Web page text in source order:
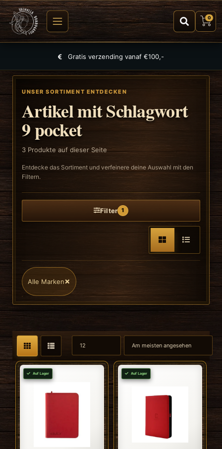
0
Gratis verzending vanaf €100,-
UNSER SORTIMENT ENTDECKEN
Artikel mit Schlagwort
9 pocket
3 Produkte auf dieser Seite
Entdecke das Sortiment und verfeinere deine Auswahl mit den
Filtern.
Filter 1
Alle Marken×
Auf Lager Auf Lager